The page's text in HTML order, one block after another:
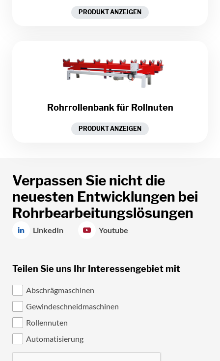
PRODUKT ANZEIGEN
Rohrrollenbank für Rollnuten
PRODUKT ANZEIGEN
Verpassen Sie nicht die
neuesten Entwicklungen bei
Rohrbearbeitungslösungen
LinkedIn Youtube
Teilen Sie uns Ihr Interessengebiet mit
Abschrägmaschinen
Gewindeschneidmaschinen
Rollennuten
Automatisierung